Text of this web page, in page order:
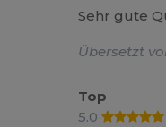
Sehr gute
Übersetzt
Top
5.0